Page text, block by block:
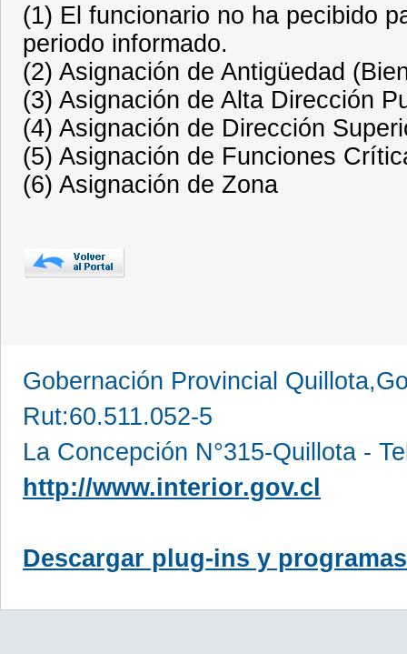
(1) El funcionario no ha pecibido
periodo informado.
(2) Asignación de Antigüedad
(3) Asignación de Alta Dirección
(4) Asignación de Dirección
(5) Asignación de Funciones
(6) Asignación de Zona
Gobernación Provincial
Rut:60.511.052-5
La Concepción N°315-Quillota -
http://www.interior.gov.cl
Descargar plug-ins y